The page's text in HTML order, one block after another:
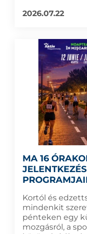
2026.07.22
MA 16
Kortól és
mindenkit
pénteken egy
mozgásról, a